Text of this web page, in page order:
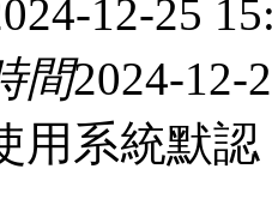
12-25
間2024-12-
用系統默認